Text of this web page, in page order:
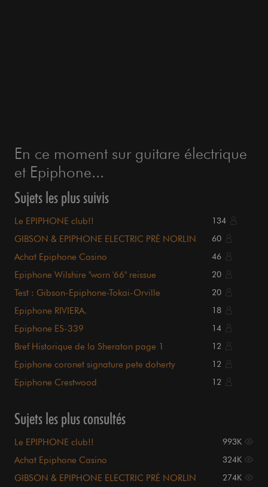
En ce moment sur guitare électrique
et Epiphone...
Sujets les plus suivis
Le EPIPHONE club!! 134
GIBSON & EPIPHONE ELECTRIC PRÉ NORLIN 60
Achat Epiphone Casino 46
Epiphone Wilshire "worn '66" reissue 20
Test : Gibson-Epiphone-Tokai-Orville 20
Epiphone RIVIERA. 18
Epiphone ES-339 14
Bref Historique de la Sheraton page 1 12
Epiphone coronet signature pete doherty 12
Epiphone Crestwood 12
Sujets les plus consultés
Le EPIPHONE club!! 993K
Achat Epiphone Casino 324K
GIBSON & EPIPHONE ELECTRIC PRÉ NORLIN 274K